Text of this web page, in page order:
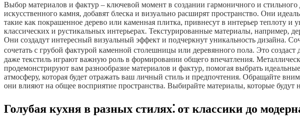
Выбор материалов и фактур – ключевой момент в создании гармоничного и
искусственного камня, добавят блеска и визуально расширят пространство. Они
такие как покрашенное дерево или каменная плитка, привнесут в интерьер теплоту
классических и рустикальных интерьерах. Текстурированные материалы, например,
Они создадут интересный визуальный эффект и подчеркнут уникальность дизайна.
сочетать с грубой фактурой каменной столешницы или деревянного пола. Это
даже текстиль играют важную роль в формировании общего впечатления.
продемонстрируют вам разнообразие материалов и фактур, помогая выбрать
атмосферу, которая будет отражать ваш личный стиль и предпочтения. Обращайте
они влияют на общее восприятие пространства. Выбирайте материалы, которые
Голубая кухня в разных стилях⁚ от классики до